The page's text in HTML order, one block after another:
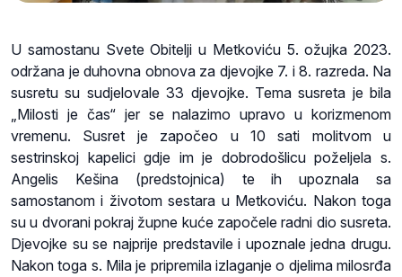
U samostanu Svete Obitelji u Metkoviću 5. ožujka 2023.
održana je duhovna obnova za djevojke 7. i 8. razreda. Na
susretu su sudjelovale 33 djevojke. Tema susreta je bila
„Milosti je čas“ jer se nalazimo upravo u korizmenom
vremenu. Susret je započeo u 10 sati molitvom u
sestrinskoj kapelici gdje im je dobrodošlicu poželjela s.
Angelis Kešina (predstojnica) te ih upoznala sa
samostanom i životom sestara u Metkoviću. Nakon toga
su u dvorani pokraj župne kuće započele radni dio susreta.
Djevojke su se najprije predstavile i upoznale jedna drugu.
Nakon toga s. Mila je pripremila izlaganje o djelima milosrđa